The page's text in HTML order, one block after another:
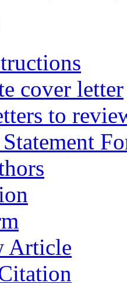
cover letter
to
Article